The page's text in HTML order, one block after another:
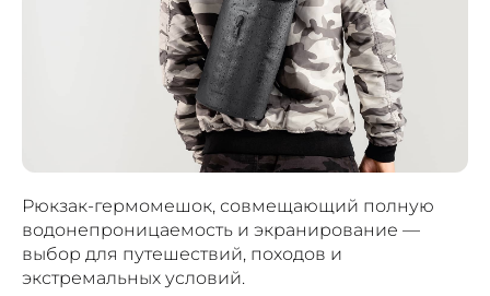
Рюкзак-гермомешок, совмещающий полную
водонепроницаемость и экранирование —
выбор для путешествий, походов и
экстремальных условий.